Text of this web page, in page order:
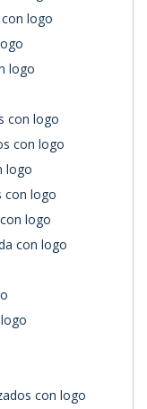
logo
logo
con logo
con logo
logo
con logo
logo
con logo
con logo